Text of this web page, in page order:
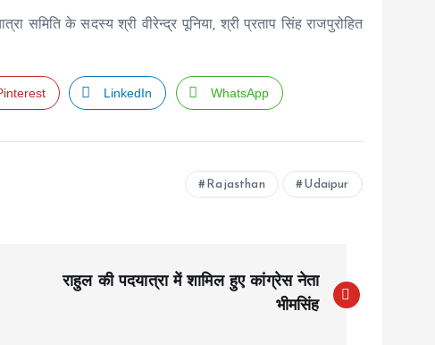
समिति के सदस्य श्री वीरेन्द्र पूनिया, श्री प्रताप सिंह राजपुरोहित
LinkedIn WhatsApp
Rajasthan Udaipur
राहुल की पदयात्रा में शामिल हुए कांग्रेस नेता
भीमसिंह